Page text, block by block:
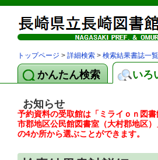
トップページ > 詳細検索 > 検索結果書誌一覧
かんたん検索 いろ
お知らせ
予約資料の受取館は「ミライｏｎ図
市郡地区公民館図書室（大村郡地区）
の4か所から選ぶことができます。